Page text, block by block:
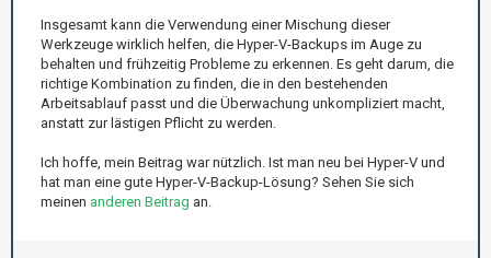
Insgesamt kann die Verwendung einer Mischung dieser
Werkzeuge wirklich helfen, die Hyper-V-Backups im Auge zu
behalten und frühzeitig Probleme zu erkennen. Es geht darum, die
richtige Kombination zu finden, die in den bestehenden
Arbeitsablauf passt und die Überwachung unkompliziert macht,
anstatt zur lästigen Pflicht zu werden.
Ich hoffe, mein Beitrag war nützlich. Ist man neu bei Hyper-V und
hat man eine gute Hyper-V-Backup-Lösung? Sehen Sie sich
meinen anderen Beitrag an.